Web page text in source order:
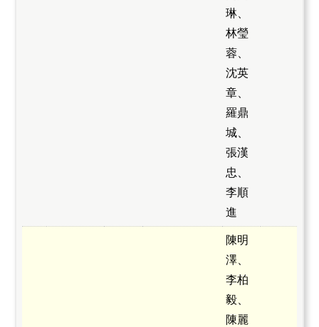
琳、
林瑩
蓉、
沈英
章、
羅鼎
城、
張漢
忠、
李順
進
陳明
澤、
李柏
毅、
陳麗